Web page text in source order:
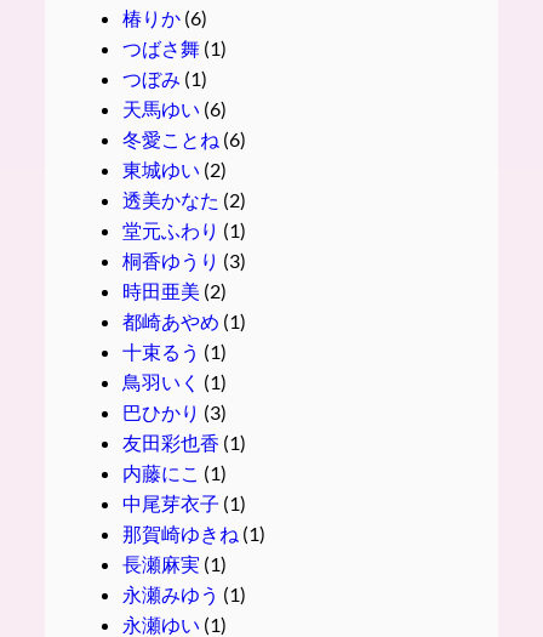
椿りか(6)
つばさ舞(1)
つぼみ (1)
天馬ゆい (6)
冬愛ことね (6)
東城ゆい (2)
透美かなた (2)
堂元ふわり (1)
桐香ゆうり (3)
時田亜美 (2)
都崎あやめ (1)
十束るう (1)
鳥羽いく (1)
巴ひかり (3)
友田彩也香 (1)
内藤にこ (1)
中尾芽衣子 (1)
那賀崎ゆきね (1)
長瀬麻実 (1)
永瀬みゆう (1)
永瀬ゆい (1)